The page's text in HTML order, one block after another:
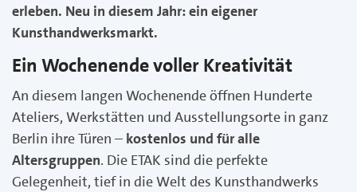
erleben. Neu in diesem Jahr: ein eigener
Kunsthandwerksmarkt.
Ein Wochenende voller Kreativität
An diesem langen Wochenende öffnen Hunderte
Ateliers, Werkstätten und Ausstellungsorte in ganz
Berlin ihre Türen – kostenlos und für alle
Altersgruppen. Die ETAK sind die perfekte
Gelegenheit, tief in die Welt des Kunsthandwerks